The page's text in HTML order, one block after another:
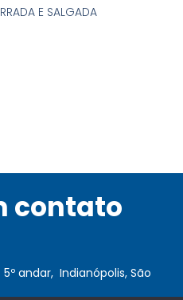
E SALGADA
contato
andar, Indianópolis, São